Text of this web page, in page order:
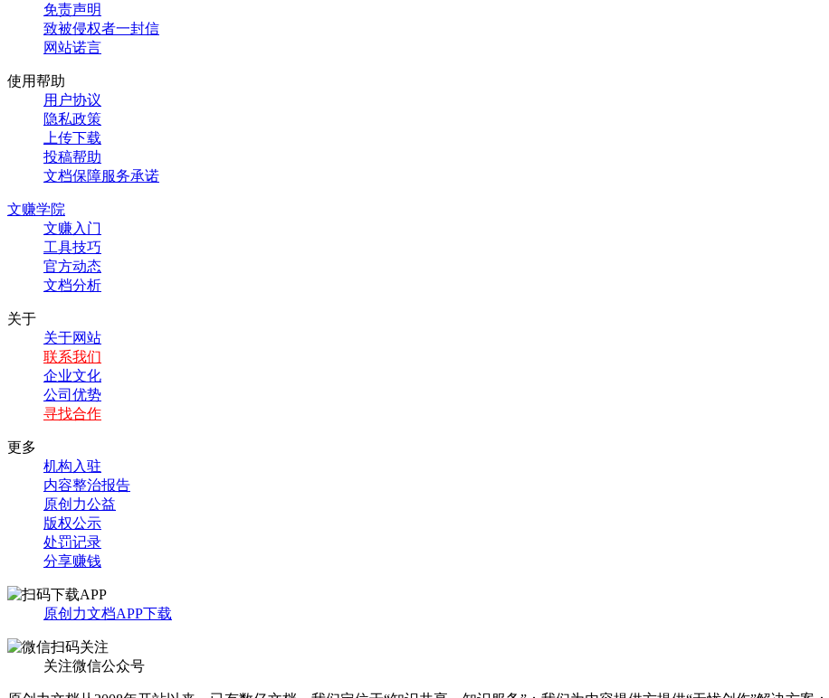
免责声明
致被侵权者一封信
网站诺言
使用帮助
用户协议
隐私政策
上传下载
投稿帮助
文档保障服务承诺
文赚学院
文赚入门
工具技巧
官方动态
文档分析
关于
关于网站
联系我们
企业文化
公司优势
寻找合作
更多
机构入驻
内容整治报告
原创力公益
版权公示
处罚记录
分享赚钱
原创力文档APP下载
关注微信公众号